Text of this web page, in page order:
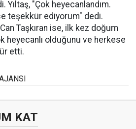
Yıltaş, "Çok heyecanlandım.
teşekkür ediyorum" dedi.
Taşkıran ise, ilk kez doğum
heyecanlı olduğunu ve herkese
etti.
KAT